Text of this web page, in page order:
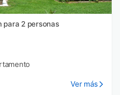
2 personas
Ver más